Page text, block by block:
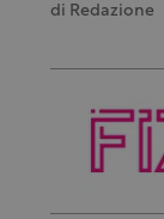
di Redazione